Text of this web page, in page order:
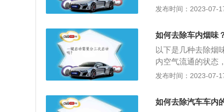
过滤掉空气中细小
通；5、臭氧消毒
毒微生物。
发布时间：2023-07-
如何去除车内烟味
以下是几种去除烟
内空气流通的状态
包：在车内放一些
除异味，需要清除
和靠背等，养成良
发布时间：2023-07-
如何去除汽车车内